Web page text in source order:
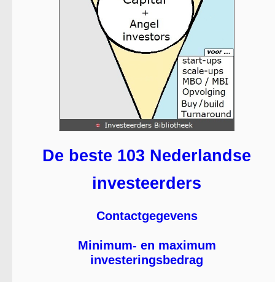
De beste 103 Nederlandse
investeerders
Contactgegevens
Minimum- en maximum
investeringsbedrag